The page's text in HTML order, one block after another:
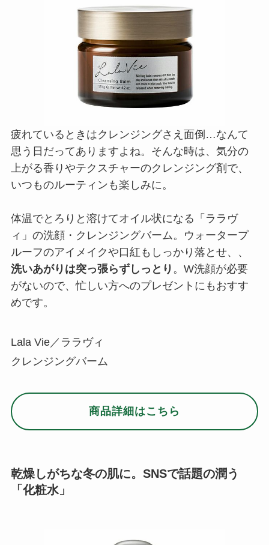
疲れているときはクレンジングさえ面倒…なんて
思う日だってありますよね。そんな時は、気分の
上がる香りやテクスチャーのクレンジング剤で、
いつものルーティンも楽しみに。
体温でとろりと溶けてオイル状になる「ララヴ
ィ」の洗顔・クレンジングバーム。ウォータープ
ルーフのアイメイクや口紅もしっかり落とせ、、
洗いあがりは突っ張らずしっとり 。W洗顔が必要
がないので、忙しい方へのプレゼントにもおすす
めです。
Lala Vie／ララヴィ
クレンジングバーム
商品詳細はこちら
乾燥しがちな冬の肌に。SNSで話題の潤う
「化粧水」